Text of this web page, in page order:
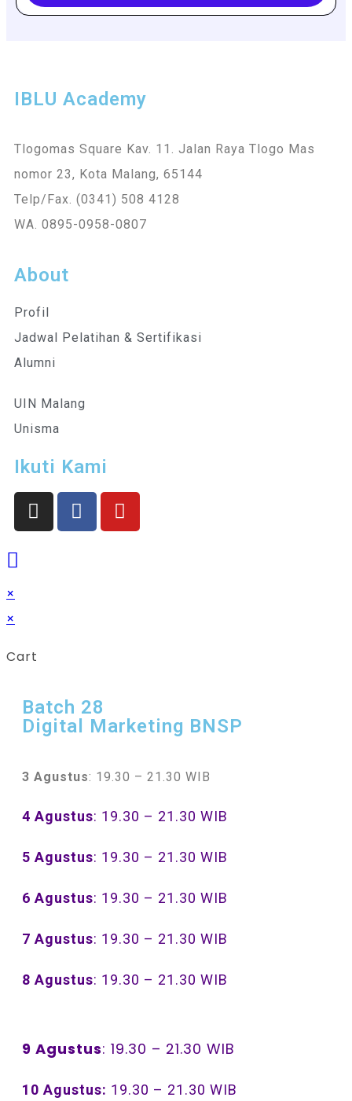
IBLU Academy
Tlogomas Square Kav. 11. Jalan Raya Tlogo Mas
nomor 23, Kota Malang, 65144
Telp/Fax. (0341) 508 4128
WA. 0895-0958-0807
About
Profil
Jadwal Pelatihan & Sertifikasi
Alumni
UIN Malang
Unisma
Ikuti Kami
×
×
Cart
Batch 28
Digital Marketing BNSP
3 Agustus: 19.30 – 21.30 WIB
4 Agustus: 19.30 – 21.30 WIB
5 Agustus: 19.30 – 21.30 WIB
6 Agustus: 19.30 – 21.30 WIB
7 Agustus: 19.30 – 21.30 WIB
8 Agustus: 19.30 – 21.30 WIB
9 Agustus: 19.30 – 21.30 WIB
10 Agustus: 19.30 – 21.30 WIB